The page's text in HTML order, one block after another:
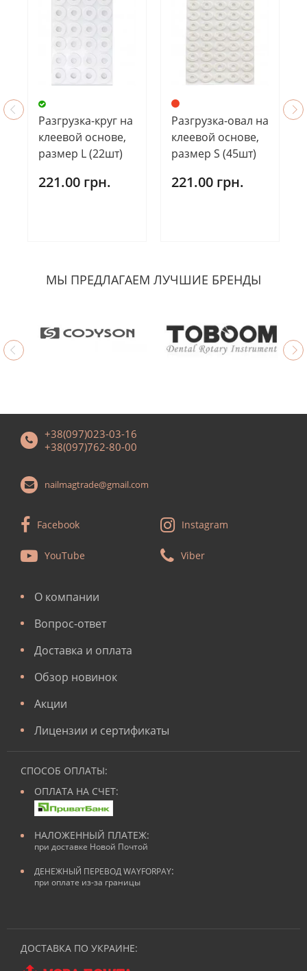
Разгрузка-круг на
клеевой основе,
размер L (22шт)
221.00 грн.
Разгрузка-овал на
клеевой основе,
размер S (45шт)
221.00 грн.
МЫ ПРЕДЛАГАЕМ ЛУЧШИЕ БРЕНДЫ
+38(097)023-03-16
+38(097)762-80-00
nailmagtrade@gmail.com
Facebook Instagram
YouTube Viber
О компании
Вопрос-ответ
Доставка и оплата
Обзор новинок
Акции
Лицензии и сертификаты
СПОСОБ ОПЛАТЫ:
ОПЛАТА НА СЧЕТ:
НАЛОЖЕННЫЙ ПЛАТЕЖ:
при доставке Новой Почтой
ДЕНЕЖНЫЙ ПЕРЕВОД WAYFORPAY:
при оплате из-за границы
ДОСТАВКА ПО УКРАИНЕ: